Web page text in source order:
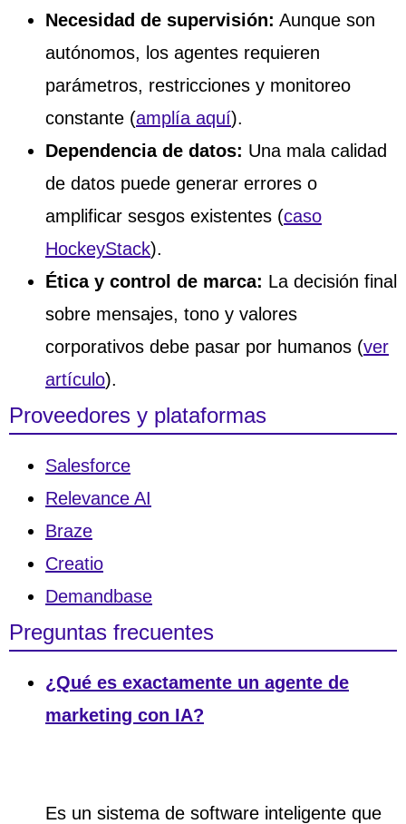
Necesidad de supervisión: Aunque son
autónomos, los agentes requieren
parámetros, restricciones y monitoreo
constante (amplía aquí).
Dependencia de datos: Una mala calidad
de datos puede generar errores o
amplificar sesgos existentes (caso
HockeyStack).
Ética y control de marca: La decisión final
sobre mensajes, tono y valores
corporativos debe pasar por humanos (ver
artículo).
Proveedores y plataformas
Salesforce
Relevance AI
Braze
Creatio
Demandbase
Preguntas frecuentes
¿Qué es exactamente un agente de
marketing con IA?
Es un sistema de software inteligente que